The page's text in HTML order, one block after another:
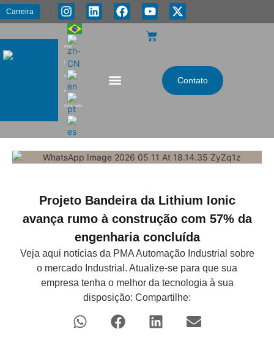
Carreira
PMA
Energia
e
Automação
Contato
Projeto Bandeira da Lithium Ionic
avança rumo à construção com 57% da
engenharia concluída
Veja aqui notícias da PMA Automação Industrial sobre
o mercado Industrial. Atualize-se para que sua
empresa tenha o melhor da tecnologia à sua
disposição: Compartilhe: